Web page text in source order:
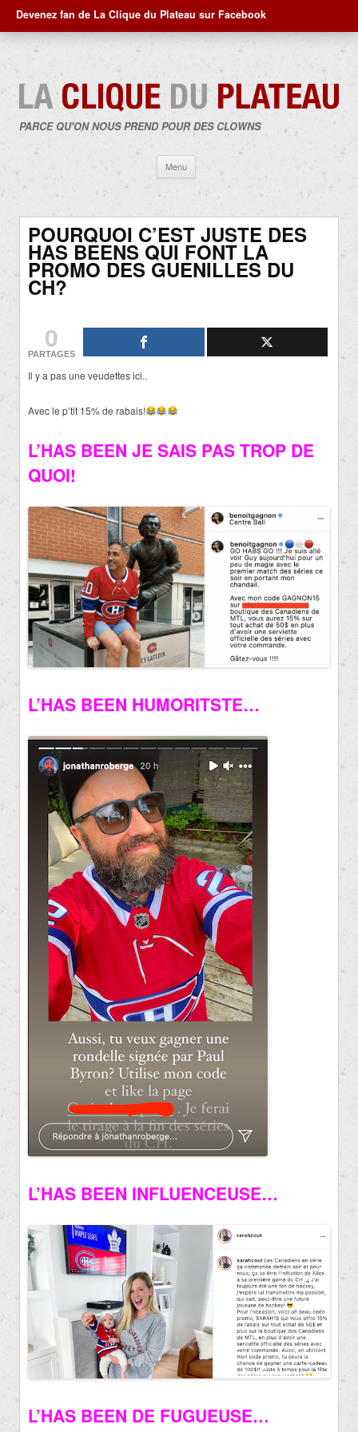
Devenez fan de La Clique du Plateau sur Facebook
PARCE QU'ON NOUS PREND POUR DES CLOWNS
Menu
contenu
POURQUOI C’EST JUSTE DES
HAS BEENS QUI FONT LA
PROMO DES GUENILLES DU
CH?
0
PARTAGES
Il y a pas une veudettes ici..
Avec le p’tit 15% de rabais!
L’HAS BEEN JE SAIS PAS TROP DE
QUOI!
L’HAS BEEN HUMORITSTE…
L’HAS BEEN INFLUENCEUSE…
L’HAS BEEN DE FUGUEUSE…